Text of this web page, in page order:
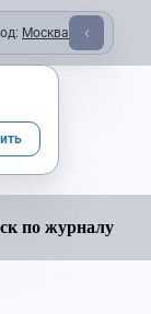
Москва
по журналу